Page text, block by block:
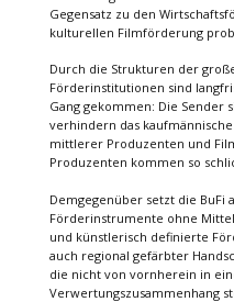
Gegensatz zu den
kulturellen Filmförderung
Durch die Strukturen der
Förderinstitutionen sind
Gang gekommen: Die Sender
verhindern das
mittlerer Produzenten und
Produzenten kommen so
Demgegenüber setzt die BuFi
Förderinstrumente ohne
und künstlerisch definierte
auch regional gefärbter
die nicht von vornherein in
Verwertungszusammenhang